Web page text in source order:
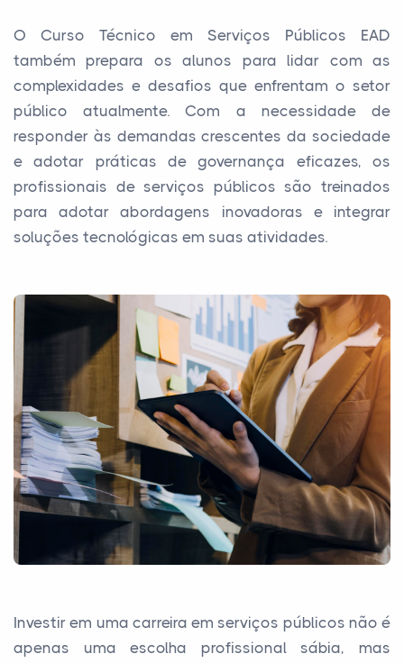
O Curso Técnico em Serviços Públicos EAD
também prepara os alunos para lidar com as
complexidades e desafios que enfrentam o setor
público atualmente. Com a necessidade de
responder às demandas crescentes da sociedade
e adotar práticas de governança eficazes, os
profissionais de serviços públicos são treinados
para adotar abordagens inovadoras e integrar
soluções tecnológicas em suas atividades.
Investir em uma carreira em serviços públicos não é
apenas uma escolha profissional sábia, mas